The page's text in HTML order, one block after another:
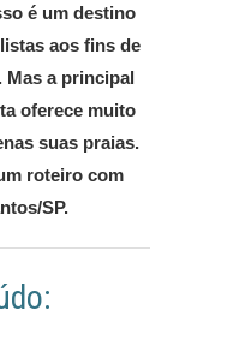
é um destino
aos fins de
Mas a principal
oferece muito
suas praias.
roteiro com
SP.